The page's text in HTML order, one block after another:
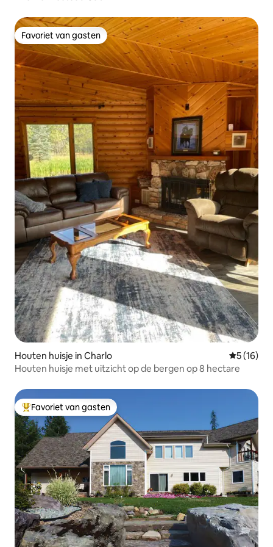
Favoriet van gasten
Favoriet van gasten
Houten huisje in Charlo
5 (16)
Houten huisje met uitzicht op de bergen op 8 hectare
Topfavoriet van gasten
Favoriet van gasten